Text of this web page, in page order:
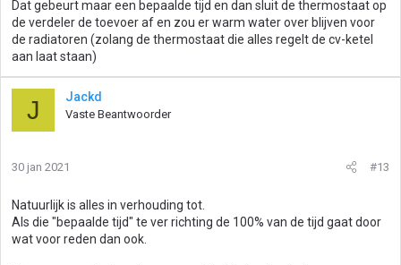
Dat gebeurt maar een bepaalde tijd en dan sluit de thermostaat op
de verdeler de toevoer af en zou er warm water over blijven voor
de radiatoren (zolang de thermostaat die alles regelt de cv-ketel
aan laat staan)
J Jackd
Vaste Beantwoorder
30 jan 2021 #13
Natuurlijk is alles in verhouding tot.
Als die "bepaalde tijd" te ver richting de 100% van de tijd gaat door
wat voor reden dan ook.